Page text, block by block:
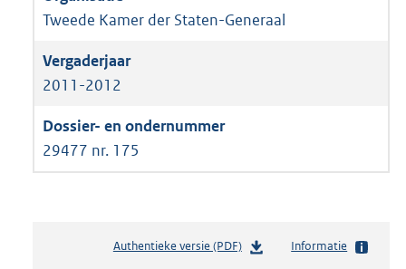
Tweede Kamer der Staten-Generaal
2011-2012
29477 nr. 175
Authentieke versie (PDF)b
Informatie